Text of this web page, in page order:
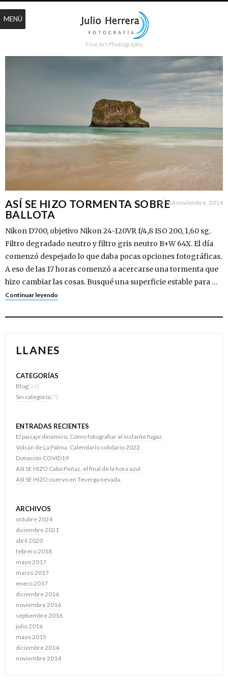
Fine Art Photography
ASÍ SE HIZO TORMENTA SOBRE
BALLOTA
14 noviembre, 2014
Nikon D700, objetivo Nikon 24-120VR f/4,8 ISO 200, 1,60 sg.
Filtro degradado neutro y filtro gris neutro B+W 64X. El día
comenzó despejado lo que daba pocas opciones fotográficas.
A eso de las 17 horas comenzó a acercarse una tormenta que
hizo cambiar las cosas. Busqué una superficie estable para …
Continuar leyendo
LLANES
CATEGORÍAS
Blog[26]
Sin categoría[7]
ENTRADAS RECIENTES
El paisaje dinámico. Cómo fotografiar el instante fugaz.
Volcán de La Palma. Calendario solidario 2022.
Donación COVID19
ASI SE HIZO Cabo Peñas, el final de la hora azul
ASI SE HIZO cuervo en Teverga nevada.
ARCHIVOS
octubre 2024
diciembre 2021
abril 2020
febrero 2018
mayo 2017
marzo 2017
enero 2017
diciembre 2016
noviembre 2016
septiembre 2016
julio 2016
mayo 2015
diciembre 2014
noviembre 2014
MENÚ